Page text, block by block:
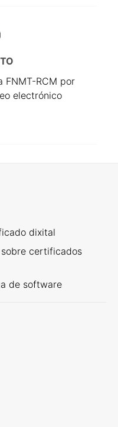
FNMT-RCM por
electrónico
dixital
certificados
de software